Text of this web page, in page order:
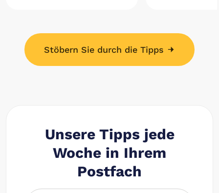
Stöbern Sie durch die Tipps
Unsere Tipps jede
Woche in Ihrem
Postfach